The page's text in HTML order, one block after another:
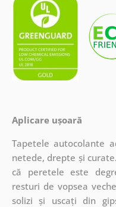
Aplicare ușoară
Tapetele autocolante
netede, drepte și
că peretele este
resturi de vopsea
solizi și uscați din